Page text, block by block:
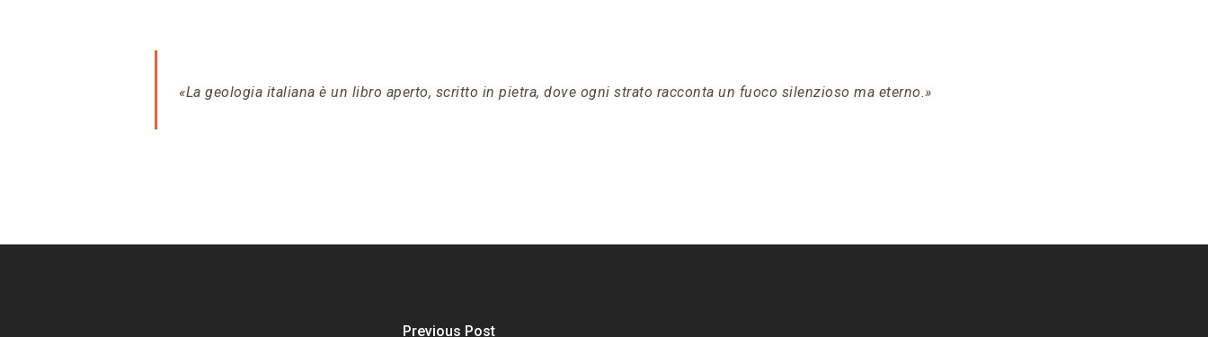
«La geologia italiana è un libro aperto, scritto in pietra, dove ogni strato racconta un fuoco silenzioso ma eterno.»
Previous Post